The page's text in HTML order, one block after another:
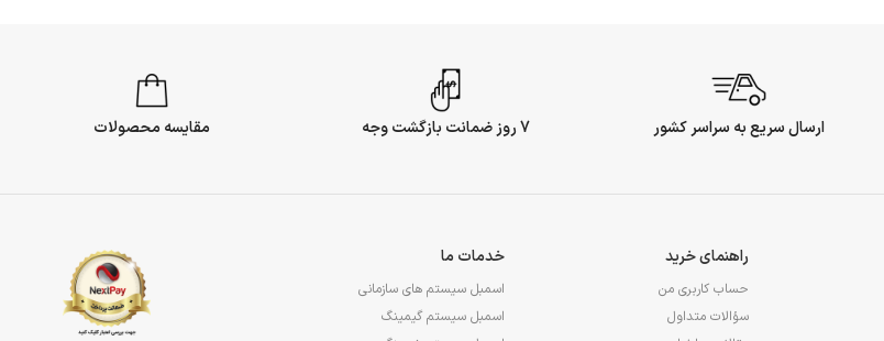
ارسال سریع به سراسر کشور 7 روز ضمانت بازگشت وجه مقایسه محصولات
راهنمای خرید
حساب کاربری من
سؤالات متداول
خدمات ما
اسمبل سیستم های سازمانی
اسمبل سیستم گیمینگ